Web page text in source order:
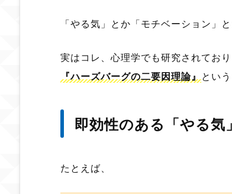
「やる気」とか「モチベーション」
実はコレ、心理学でも研究されており
『ハーズバーグの二要因理論』とい
即効性のある「やる気
たとえば、